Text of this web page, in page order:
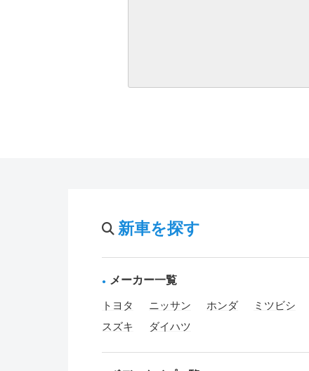
新車を探す
メーカー一覧
トヨタ ニッサン ホンダ ミツビシ
スズキ
ダイハツ